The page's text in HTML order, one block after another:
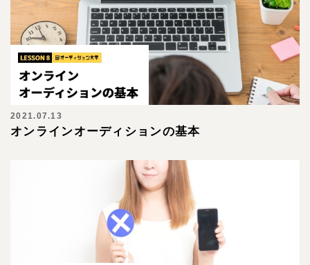
2021.07.13
オンラインオーディションの基本